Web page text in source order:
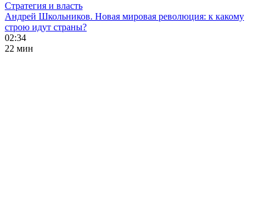
Стратегия и власть
Андрей Школьников. Новая мировая революция: к какому
строю идут страны?
02:34
22 мин